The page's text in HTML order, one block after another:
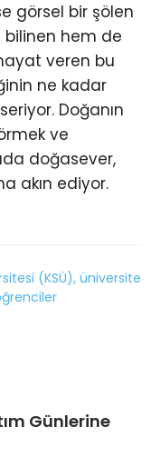
görsel bir şölen
bilinen hem de
veren bu
ne kadar
Doğanın
ve
doğasever,
akın ediyor.
Günlerine